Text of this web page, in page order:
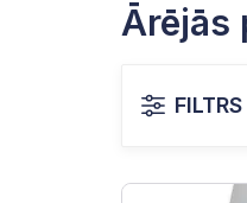
Ārējās
FILTRS